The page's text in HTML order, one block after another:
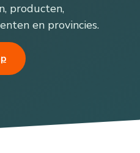
producten,
en provincies.